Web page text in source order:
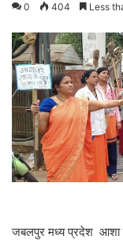
0 404 Less
जबलपुर मध्य प्रदेश आशा